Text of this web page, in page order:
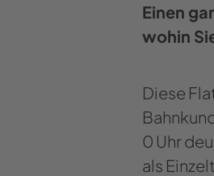
Einen
wohin
Diese
0 Uhr
als